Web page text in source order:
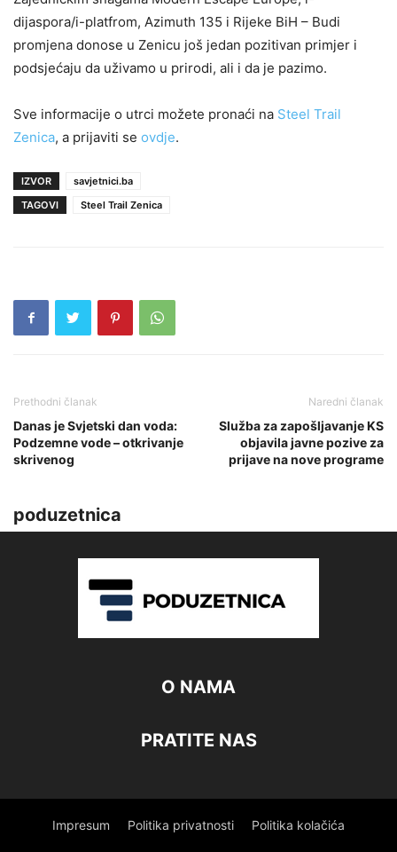
dijaspora/i-platfrom, Azimuth 135 i Rijeke BiH – Budi
promjena donose u Zenicu još jedan pozitivan primjer i
podsjećaju da uživamo u prirodi, ali i da je pazimo.
Sve informacije o utrci možete pronaći na Steel Trail
Zenica, a prijaviti se ovdje.
IZVOR
savjetnici.ba
TAGOVI
Steel Trail Zenica
Prethodni članak
Danas je Svjetski dan voda:
Podzemne vode – otkrivanje
skrivenog
Naredni članak
Služba za zapošljavanje KS
objavila javne pozive za
prijave na nove programe
poduzetnica
O NAMA
PRATITE NAS
Impresum Politika privatnosti Politika kolačića